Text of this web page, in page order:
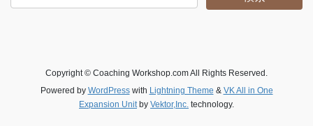
Copyright © Coaching Workshop.com All Rights Reserved.
Powered by WordPresswith Lightning Theme & VK All in One
Expansion Unitby Vektor,Inc. technology.